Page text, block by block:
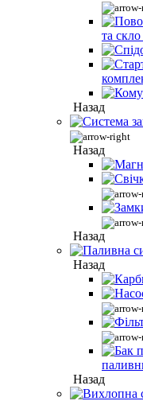
та скло
Назад
Назад
Назад
Назад
Назад